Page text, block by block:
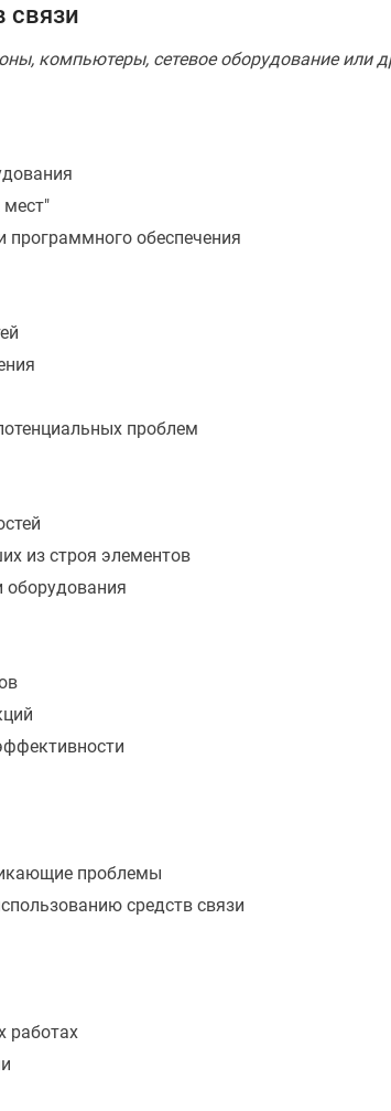
связи
компьютеры, сетевое оборудование или
мест"
обеспечения
проблем
из строя элементов
оборудования
проблемы
средств связи
работах